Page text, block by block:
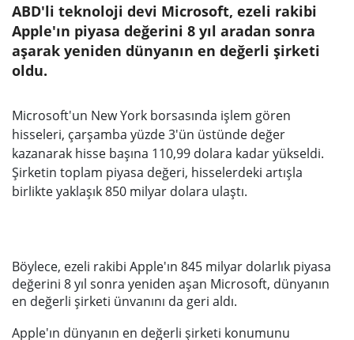
ABD'li teknoloji devi Microsoft, ezeli rakibi
Apple'ın piyasa değerini 8 yıl aradan sonra
aşarak yeniden dünyanın en değerli şirketi
oldu.
Microsoft'un New York borsasında işlem gören
hisseleri, çarşamba yüzde 3'ün üstünde değer
kazanarak hisse başına 110,99 dolara kadar yükseldi.
Şirketin toplam piyasa değeri, hisselerdeki artışla
birlikte yaklaşık 850 milyar dolara ulaştı.
Böylece, ezeli rakibi Apple'ın 845 milyar dolarlık piyasa
değerini 8 yıl sonra yeniden aşan Microsoft, dünyanın
en değerli şirketi ünvanını da geri aldı.
Apple'ın dünyanın en değerli şirketi konumunu